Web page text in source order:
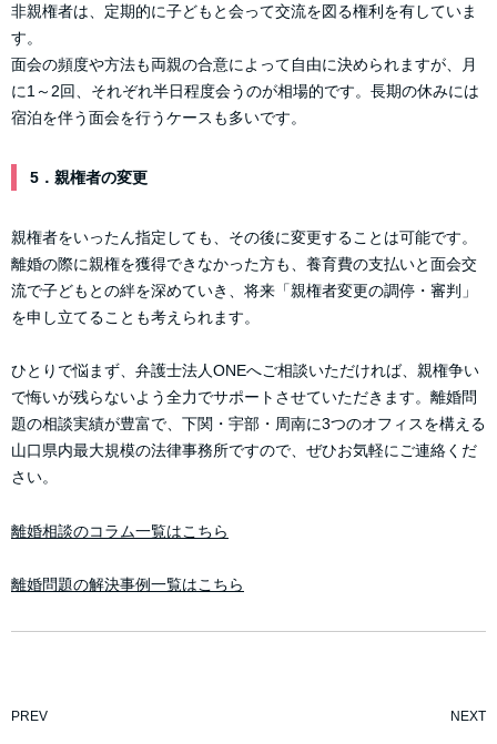
非親権者は、定期的に子どもと会って交流を図る権利を有していま
す。
面会の頻度や方法も両親の合意によって自由に決められますが、月
に1～2回、それぞれ半日程度会うのが相場的です。長期の休みには
宿泊を伴う面会を行うケースも多いです。
5．親権者の変更
親権者をいったん指定しても、その後に変更することは可能です。
離婚の際に親権を獲得できなかった方も、養育費の支払いと面会交
流で子どもとの絆を深めていき、将来「親権者変更の調停・審判」
を申し立てることも考えられます。
ひとりで悩まず、弁護士法人ONEへご相談いただければ、親権争い
で悔いが残らないよう全力でサポートさせていただきます。離婚問
題の相談実績が豊富で、下関・宇部・周南に3つのオフィスを構える
山口県内最大規模の法律事務所ですので、ぜひお気軽にご連絡くだ
さい。
離婚相談のコラム一覧はこちら
離婚問題の解決事例一覧はこちら
PREV NEXT